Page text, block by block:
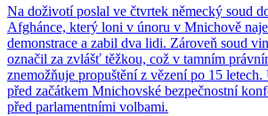
Na doživotí poslal ve čtvrtek německý soud
Afghánce, který loni v únoru v Mnichově
demonstrace a zabil dva lidi. Zároveň soud
označil za zvlášť těžkou, což v tamním
znemožňuje propuštění z vězení po 15 letech.
před začátkem Mnichovské bezpečnostní
před parlamentními volbami.